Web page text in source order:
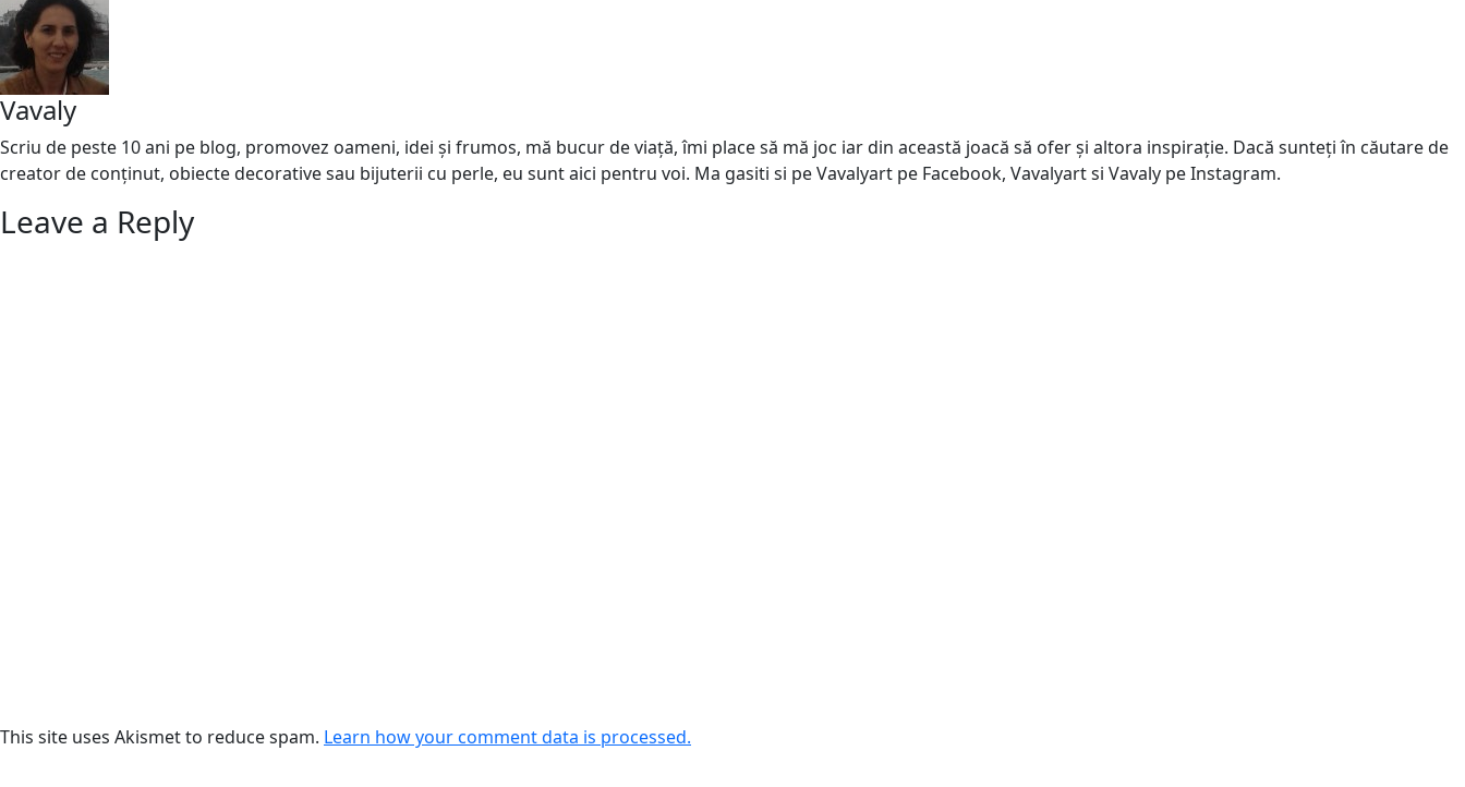
Vavaly
Scriu de peste 10 ani pe blog, promovez oameni, idei și frumos, mă bucur de viață, îmi place să mă joc iar din această joacă să ofer și altora inspirație. Dacă sunteți în căutare de
creator de conținut, obiecte decorative sau bijuterii cu perle, eu sunt aici pentru voi. Ma gasiti si pe Vavalyart pe Facebook, Vavalyart si Vavaly pe Instagram.
Leave a Reply
This site uses Akismet to reduce spam. Learn how your comment data is processed.